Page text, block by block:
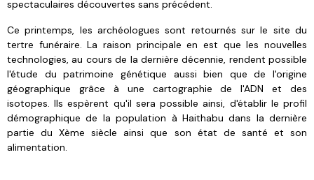
spectaculaires découvertes sans précédent.
Ce printemps, les archéologues sont retournés sur le site du
tertre funéraire. La raison principale en est que les nouvelles
technologies, au cours de la dernière décennie, rendent possible
l'étude du patrimoine génétique aussi bien que de l'origine
géographique grâce à une cartographie de l'ADN et des
isotopes. Ils espèrent qu'il sera possible ainsi, d'établir le profil
démographique de la population à Haithabu dans la dernière
partie du Xème siècle ainsi que son état de santé et son
alimentation.